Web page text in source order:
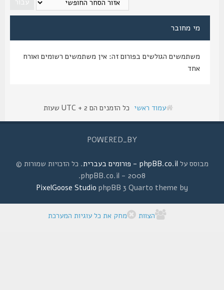
מי מחובר
משתמשים הגולשים בפורום זה: אין משתמשים רשומים ואורח
עמוד ראשי כל הזמנים הם UTC + 2 שעות
POWERED_BY
מבוסס עלphpBB.co.il - פורומים בעברית
. כל הזכויות שמורות ©
2008 - phpBB.co.il.
phpBB 3 Quarto theme by
PixelGoose Studio
הצוות מחק את כל עוגיות המערכת